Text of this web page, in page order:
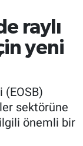
raylı
yeni
(EOSB)
sektörüne
önemli bir